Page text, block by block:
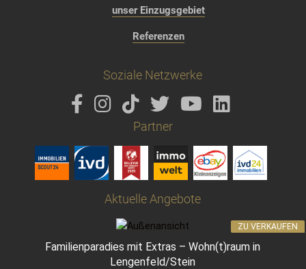
unser Einzugsgebiet
Referenzen
Soziale Netzwerke
Partner
Aktuelle Angebote
Familienparadies mit Extras – Wohn(t)raum in
Lengenfeld/Stein
ZU VERKAUFEN